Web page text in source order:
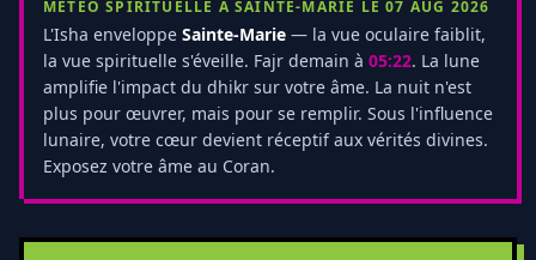
MÉTÉO SPIRITUELLE À SAINTE-MARIE LE 07 AUG 2026
L'Isha enveloppe Sainte-Marie — la vue oculaire faiblit,
la vue spirituelle s'éveille. Fajr demain à 05:22. La lune
amplifie l'impact du dhikr sur votre âme. La nuit n'est
plus pour œuvrer, mais pour se remplir. Sous l'influence
lunaire, votre cœur devient réceptif aux vérités divines.
Exposez votre âme au Coran.